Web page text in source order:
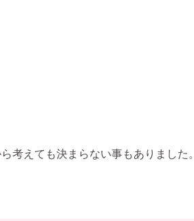
考えても決まらない事もありました。